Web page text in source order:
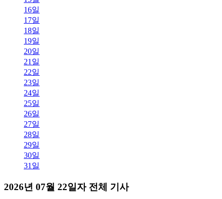
16일
17일
18일
19일
20일
21일
22일
23일
24일
25일
26일
27일
28일
29일
30일
31일
2026년 07월 22일자 전체 기사